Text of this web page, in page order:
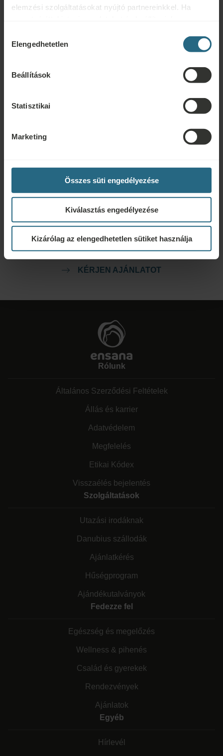
elemzési szolgáltatásokat nyújtó partnereinkkel. Ha
eszközöket, kérjük, folytassa a "Részletek" gombra
kattintva.
kiválasztása
Elengedhetetlen
Beállítások
Statisztikai
Marketing
Összes süti engedélyezése
Kiválasztás engedélyezése
Kizárólag az elengedhetetlen sütiket használja
Kérdések
forduljon hozzánk bizalommal. A hűségprogramunkkal kapcsolatos
Foglalja le legjobb ajánlatainkat itt. Ha szeretne csatlakozni
hűségprogramunkhoz további kedvezményekért, előnyökért, vagy
Ajánlatkérés
Lépjen velünk kapcsolatba az alábbi link segítségével, hogy a lehető
legjobb ajánlatot készíthessük Önnek. Szívesen megosztunk minden további
információt, amelyet nem talált meg weboldalunkon.
KÉRJEN AJÁNLATOT
Rólunk
Általános Szerződési Feltételek
Állás és karrier
Adatvédelem
Megfelelés
Etikai Kódex
Visszaélés bejelentés
Szolgáltatások
Utazási irodáknak
Danubius szállodák
Ajánlatkérés
Hűségprogram
Ajándékutalványok
Fedezze fel
Egészség és megelőzés
Wellness & pihenés
Család és gyerekek
Rendezvények
Ajánlatok
Egyéb
Hírlevél